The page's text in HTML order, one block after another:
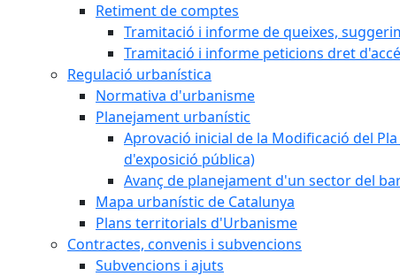
Retiment de comptes
Tramitació i informe de queixes,
Tramitació i informe peticions dret
Regulació urbanística
Normativa d'urbanisme
Planejament urbanístic
Aprovació inicial de la Modificació del
d'exposició pública)
Avanç de planejament d'un sector del
Mapa urbanístic de Catalunya
Plans territorials d'Urbanisme
Contractes, convenis i subvencions
Subvencions i ajuts